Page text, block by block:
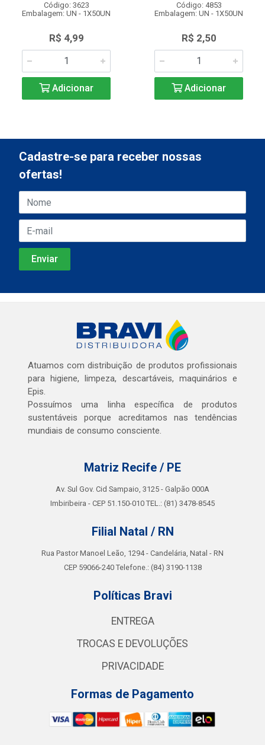
Código: 3623
Embalagem: UN - 1X50UN
R$ 4,99
Adicionar
Código: 4853
Embalagem: UN - 1X50UN
R$ 2,50
Adicionar
Cadastre-se para receber nossas
ofertas!
Atuamos com distribuição de produtos profissionais
para higiene, limpeza, descartáveis, maquinários e
Epis.
Possuímos uma linha específica de produtos
sustentáveis porque acreditamos nas tendências
mundiais de consumo consciente.
Matriz Recife / PE
Av. Sul Gov. Cid Sampaio, 3125 - Galpão 000A
Imbiribeira - CEP 51.150-010 TEL.: (81) 3478-8545
Filial Natal / RN
Rua Pastor Manoel Leão, 1294 - Candelária, Natal - RN
CEP 59066-240 Telefone.: (84) 3190-1138
Políticas Bravi
ENTREGA
TROCAS E DEVOLUÇÕES
PRIVACIDADE
Formas de Pagamento